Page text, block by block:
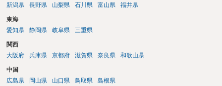
新潟県
長野県 山梨県 石川県 富山県 福井県
東海
愛知県
静岡県 岐阜県 三重県
関西
大阪府
兵庫県 京都府 滋賀県 奈良県 和歌山県
中国
広島県
岡山県 山口県 鳥取県 島根県